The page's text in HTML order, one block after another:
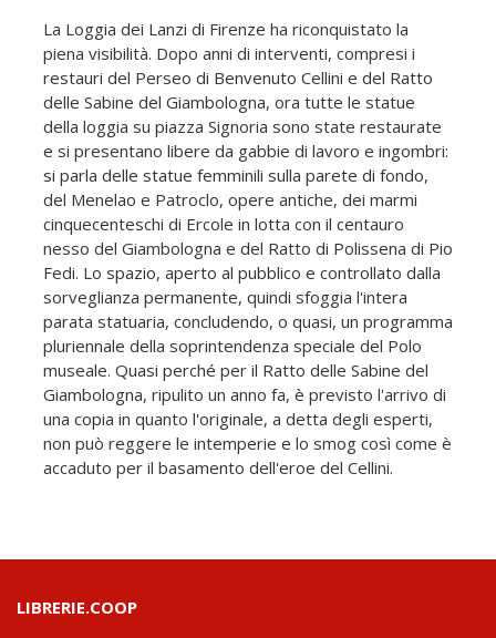
La Loggia dei Lanzi di Firenze ha riconquistato la
piena visibilità. Dopo anni di interventi, compresi i
restauri del Perseo di Benvenuto Cellini e del Ratto
delle Sabine del Giambologna, ora tutte le statue
della loggia su piazza Signoria sono state restaurate
e si presentano libere da gabbie di lavoro e ingombri:
si parla delle statue femminili sulla parete di fondo,
del Menelao e Patroclo, opere antiche, dei marmi
cinquecenteschi di Ercole in lotta con il centauro
nesso del Giambologna e del Ratto di Polissena di Pio
Fedi. Lo spazio, aperto al pubblico e controllato dalla
sorveglianza permanente, quindi sfoggia l'intera
parata statuaria, concludendo, o quasi, un programma
pluriennale della soprintendenza speciale del Polo
museale. Quasi perché per il Ratto delle Sabine del
Giambologna, ripulito un anno fa, è previsto l'arrivo di
una copia in quanto l'originale, a detta degli esperti,
non può reggere le intemperie e lo smog così come è
accaduto per il basamento dell'eroe del Cellini.
LIBRERIE.COOP